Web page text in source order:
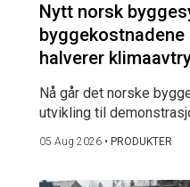
Nytt norsk
halverer
Nå går det norske
utvikling til
05 Aug 2026 • PRODUKTER